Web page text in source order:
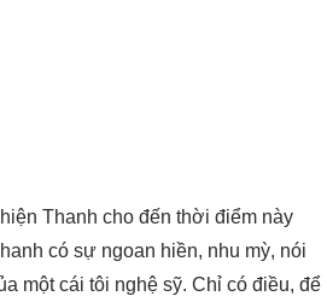
Thanh cho đến thời điểm này
có sự ngoan hiền, nhu mỳ, nói
một cái tôi nghệ sỹ. Chỉ có điều, để